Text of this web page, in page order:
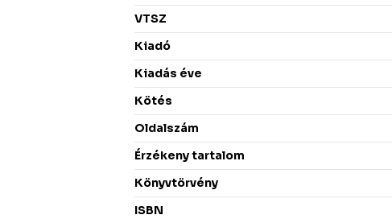
VTSZ
Kiadó
Kiadás éve
Kötés
Oldalszám
Érzékeny tartalom
Könyvtörvény
ISBN